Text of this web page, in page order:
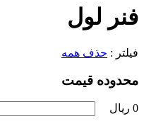
فنر لول
فیلتر : حذف همه
محدوده قیمت
0 ریال